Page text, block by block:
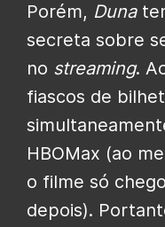
Porém, Duna
secreta sobre
no streaming.
fiascos de
HBOMax (ao
o filme só
depois).